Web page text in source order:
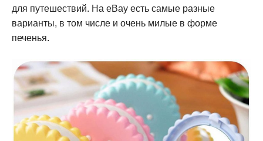
для путешествий. На eBay есть самые разные
варианты, в том числе и очень милые в форме
печенья.